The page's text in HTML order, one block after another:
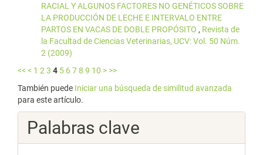
RACIAL Y ALGUNOS FACTORES NO GENÉTICOS SOBRE
LA PRODUCCIÓN DE LECHE E INTERVALO ENTRE
PARTOS EN VACAS DE DOBLE PROPÓSITO , Revista de
la Facultad de Ciencias Veterinarias, UCV: Vol. 50 Núm.
2 (2009)
<< < 1 23 4 5 678 9 10 > >>
También puede Iniciar una búsqueda de similitud avanzada
para este artículo.
Palabras clave